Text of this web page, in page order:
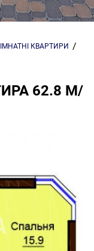
КВАРТИРИ
62.8 М/